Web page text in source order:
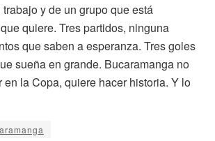
y de un grupo que está
quiere. Tres partidos, ninguna
que saben a esperanza. Tres goles
sueña en grande. Bucaramanga no
la Copa, quiere hacer historia. Y lo